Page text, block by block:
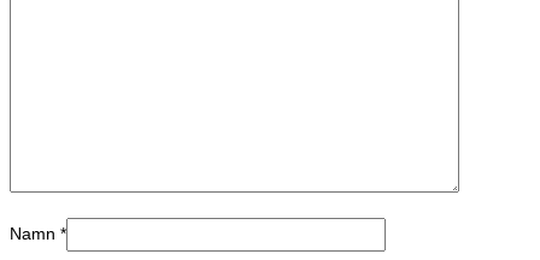
Namn *